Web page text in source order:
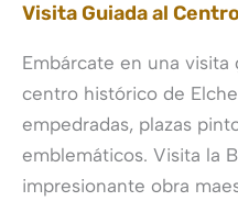
Visita Guiada al
Embárcate en una
centro histórico de
empedradas, plazas
emblemáticos. Visita la
impresionante obra